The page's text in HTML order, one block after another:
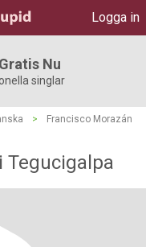
Logga in
Nu
singlar
>
Francisco Morazán